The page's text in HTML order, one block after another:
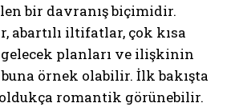
bir davranış biçimidir.
abartılı iltifatlar, çok kısa
gelecek planları ve ilişkinin
örnek olabilir. İlk bakışta
romantik görünebilir.